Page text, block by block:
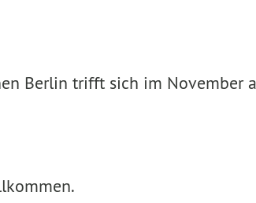
Berlin trifft sich im November